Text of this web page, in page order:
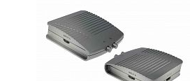
Сравнение
В избранное В наличии (3)